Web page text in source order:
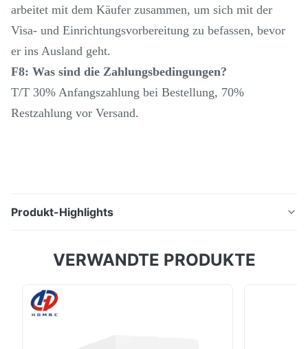
arbeitet mit dem Käufer zusammen, um sich mit der
Visa- und Einrichtungsvorbereitung zu befassen, bevor
er ins Ausland geht.
F8: Was sind die Zahlungsbedingungen?
T/T 30% Anfangszahlung bei Bestellung, 70%
Restzahlung vor Versand.
Produkt-Highlights
Vertikalfräsenmaschine VMC850Q-CNC-VMC-
"Das Bearbeitungszentrum ist eine vielseitige
Werkzeugmaschine, die verschiedene
VERWANDTE PRODUKTE